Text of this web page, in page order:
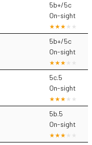
5b+/5c
On-sight
5b+/5c
On-sight
5c.5
On-sight
5b.5
On-sight